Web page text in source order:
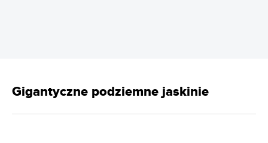
Gigantyczne podziemne jaskinie